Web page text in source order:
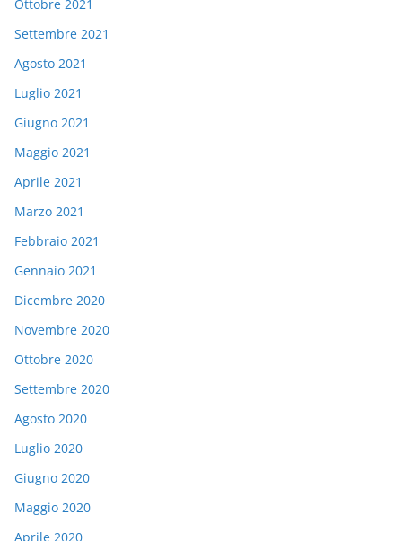
Ottobre 2021
Settembre 2021
Agosto 2021
Luglio 2021
Giugno 2021
Maggio 2021
Aprile 2021
Marzo 2021
Febbraio 2021
Gennaio 2021
Dicembre 2020
Novembre 2020
Ottobre 2020
Settembre 2020
Agosto 2020
Luglio 2020
Giugno 2020
Maggio 2020
Aprile 2020